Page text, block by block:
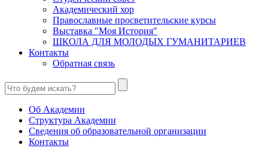
Академический хор
Православные просветительские курсы
Выставка "Моя История"
ШКОЛА ДЛЯ МОЛОДЫХ ГУМАНИТАРИЕВ
Контакты
Обратная связь
Об Академии
Структура Академии
Сведения об образовательной организации
Контакты